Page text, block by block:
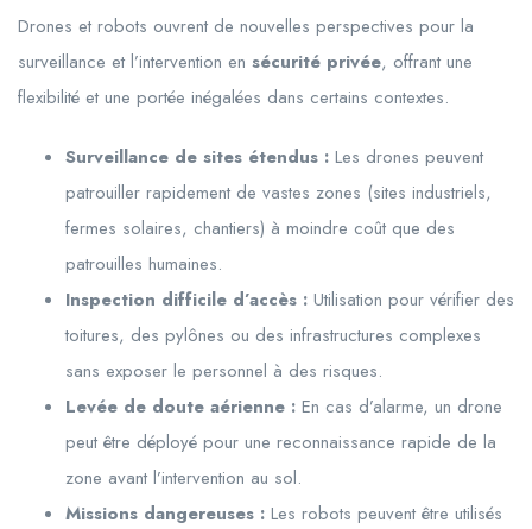
Drones et robots ouvrent de nouvelles perspectives pour la
surveillance et l’intervention en sécurité privée, offrant une
flexibilité et une portée inégalées dans certains contextes.
Surveillance de sites étendus : Les drones peuvent
patrouiller rapidement de vastes zones (sites industriels,
fermes solaires, chantiers) à moindre coût que des
patrouilles humaines.
Inspection difficile d’accès : Utilisation pour vérifier des
toitures, des pylônes ou des infrastructures complexes
sans exposer le personnel à des risques.
Levée de doute aérienne : En cas d’alarme, un drone
peut être déployé pour une reconnaissance rapide de la
zone avant l’intervention au sol.
Missions dangereuses : Les robots peuvent être utilisés